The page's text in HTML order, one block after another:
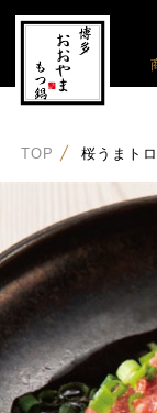
TOP 桜うまトロ